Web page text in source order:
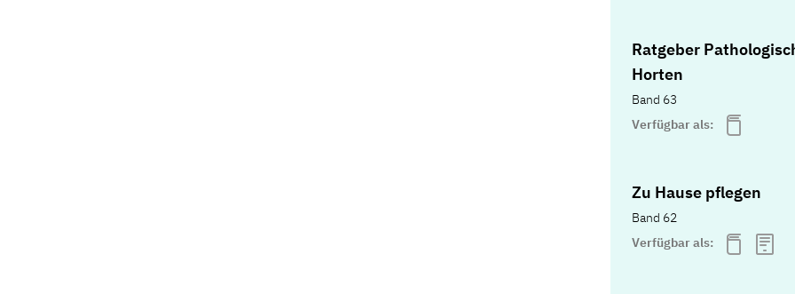
Ratgeber
Horten
Band 63
Verfügbar als:
Zu Hause pflegen
Band 62
Verfügbar als: